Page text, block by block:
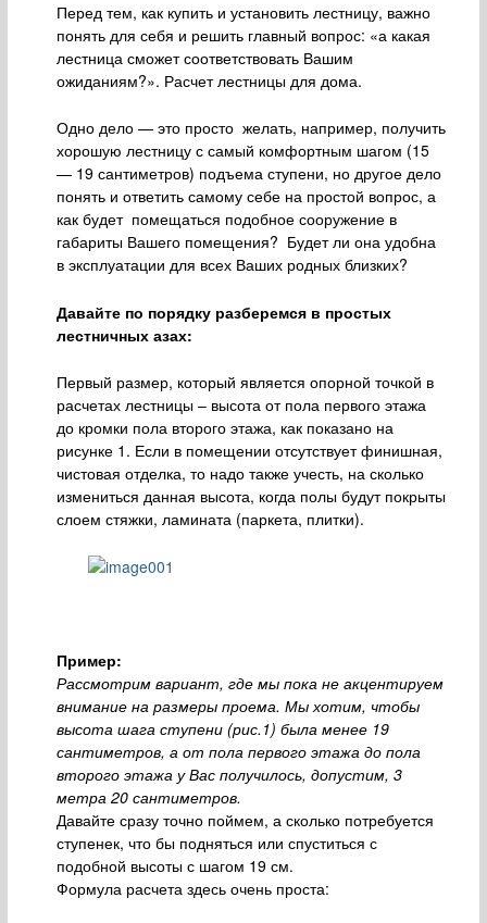
Перед тем, как купить и установить лестницу, важно
понять для себя и решить главный вопрос: «а какая
лестница сможет соответствовать Вашим
ожиданиям?». Расчет лестницы для дома.
Одно дело — это просто желать, например, получить
хорошую лестницу с самый комфортным шагом (15
— 19 сантиметров) подъема ступени, но другое дело
понять и ответить самому себе на простой вопрос, а
как будет помещаться подобное сооружение в
габариты Вашего помещения? Будет ли она удобна
в эксплуатации для всех Ваших родных близких?
Давайте по порядку разберемся в простых
лестничных азах:
Первый размер, который является опорной точкой в
расчетах лестницы – высота от пола первого этажа
до кромки пола второго этажа, как показано на
рисунке 1. Если в помещении отсутствует финишная,
чистовая отделка, то надо также учесть, на сколько
измениться данная высота, когда полы будут покрыты
слоем стяжки, ламината (паркета, плитки).
Пример:
Рассмотрим вариант, где мы пока не акцентируем
внимание на размеры проема. Мы хотим, чтобы
высота шага ступени (рис.1) была менее 19
сантиметров, а от пола первого этажа до пола
второго этажа у Вас получилось, допустим, 3
метра 20 сантиметров.
Давайте сразу точно поймем, а сколько потребуется
ступенек, что бы подняться или спуститься с
подобной высоты с шагом 19 см.
Формула расчета здесь очень проста: